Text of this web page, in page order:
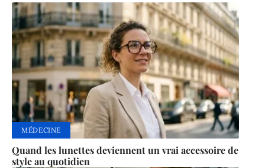
MÉDECINE
Quand les lunettes deviennent un vrai accessoire de
style au quotidien